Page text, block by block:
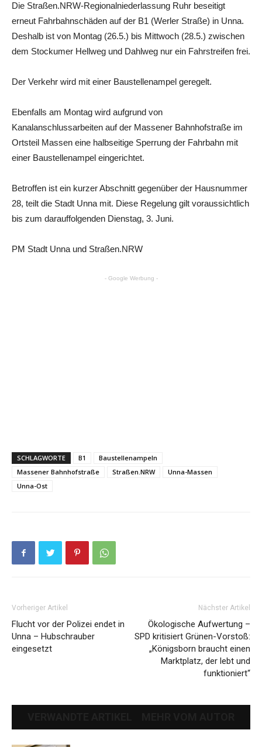
Die Straßen.NRW-Regionalniederlassung Ruhr beseitigt
erneut Fahrbahnschäden auf der B1 (Werler Straße) in Unna.
Deshalb ist von Montag (26.5.) bis Mittwoch (28.5.) zwischen
dem Stockumer Hellweg und Dahlweg nur ein Fahrstreifen frei.
Der Verkehr wird mit einer Baustellenampel geregelt.
Ebenfalls am Montag wird aufgrund von
Kanalanschlussarbeiten auf der Massener Bahnhofstraße im
Ortsteil Massen eine halbseitige Sperrung der Fahrbahn mit
einer Baustellenampel eingerichtet.
Betroffen ist ein kurzer Abschnitt gegenüber der Hausnummer
28, teilt die Stadt Unna mit. Diese Regelung gilt voraussichtlich
bis zum darauffolgenden Dienstag, 3. Juni.
PM Stadt Unna und Straßen.NRW
- Google Werbung -
SCHLAGWORTE B1
Baustellenampeln
Massener Bahnhofstraße
Straßen.NRW
Unna-Massen
Unna-Ost
Vorheriger Artikel
Flucht vor der Polizei endet in
Unna – Hubschrauber
eingesetzt
Nächster Artikel
Ökologische Aufwertung –
SPD kritisiert Grünen-Vorstoß:
„Königsborn braucht einen
Marktplatz, der lebt und
funktioniert“